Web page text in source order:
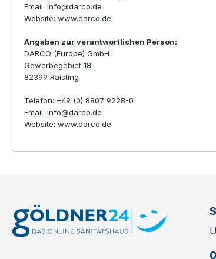
Email: info@darco.de
Website: www.darco.de
Angaben zur verantwortlichen Person:
DARCO (Europe) GmbH
Gewerbegebiet 18
82399 Raisting
Telefon: +49 (0) 8807 9228-0
Email: info@darco.de
Website: www.darco.de